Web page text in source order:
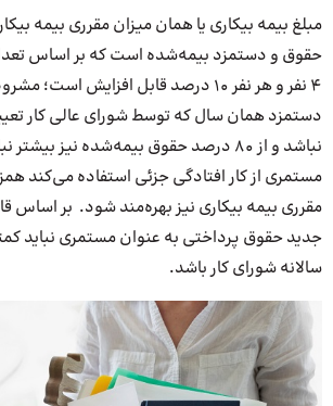
حقوق و دستمزد بیمه‌شده است که بر اساس
۴ نفر و هر نفر ۱۰ درصد قابل افزایش
دستمزد همان سال که توسط شورای عالی کار
نباشد و از ۸۰ درصد حقوق بیمه‌شده نیز
مستمری از کار افتادگی جزئی استفاده می‌کند
مقرری بیمه بیکاری نیز بهره‌مند شود. بر اساس
جدید حقوق پرداختی به عنوان مستمری نباید
سالانه شورای کار باشد.